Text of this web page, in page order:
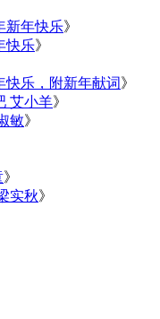
新年快乐》
快乐》
快乐，附新年献词》
艾小羊》
敏》
》
实秋》